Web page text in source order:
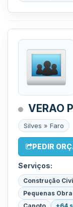
VERAO
Silves » Faro
PEDIR
Serviços:
Construção
Pequenas